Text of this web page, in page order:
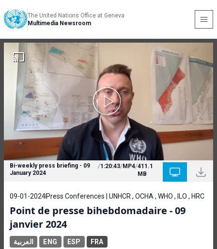
The United Nations Office at Geneva
Multimedia Newsroom
Bi-weekly press briefing - 09
January 2024
/1:20:43/MP4/411.1
MB
09-01-2024Press Conferences | UNHCR , OCHA , WHO , ILO , HRC
Point de presse bihebdomadaire - 09
janvier 2024
العربية ENG ESP FRA